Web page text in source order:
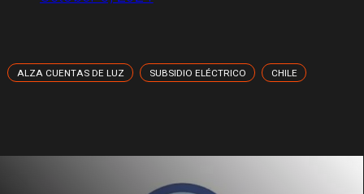
ALZA CUENTAS DE LUZ SUBSIDIO ELÉCTRICO CHILE